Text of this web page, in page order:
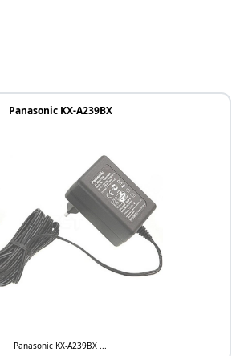
Panasonic KX-A239BX
Panasonic KX-A239BX ...